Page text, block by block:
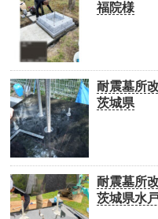
福院様
耐震墓所
茨城県
耐震墓所
茨城県水